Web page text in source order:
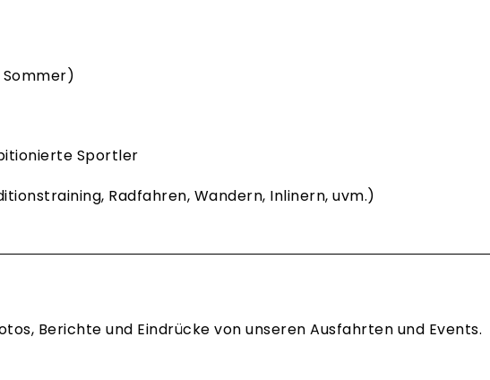
Sportler
Radfahren, Wandern, Inlinern, uvm.)
Berichte und Eindrücke von unseren Ausfahrten und Events.